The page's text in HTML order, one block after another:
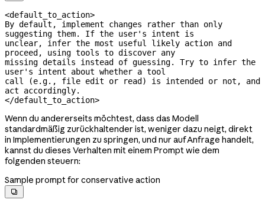
<default_to_action>
By default, implement changes rather than only
suggesting them. If the user's intent is
unclear, infer the most useful likely action and
proceed, using tools to discover any
missing details instead of guessing. Try to infer the
user's intent about whether a tool
call (e.g., file edit or read) is intended or not, and
act accordingly.
</default_to_action>
Wenn du andererseits möchtest, dass das Modell
standardmäßig zurückhaltender ist, weniger dazu neigt, direkt
in Implementierungen zu springen, und nur auf Anfrage handelt,
kannst du dieses Verhalten mit einem Prompt wie dem
folgenden steuern:
Sample prompt for conservative action
